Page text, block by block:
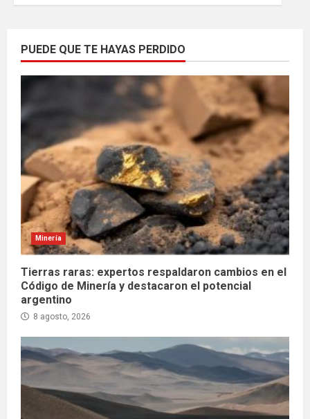
PUEDE QUE TE HAYAS PERDIDO
Minería
Tierras raras: expertos respaldaron cambios en el
Código de Minería y destacaron el potencial
argentino
8 agosto, 2026